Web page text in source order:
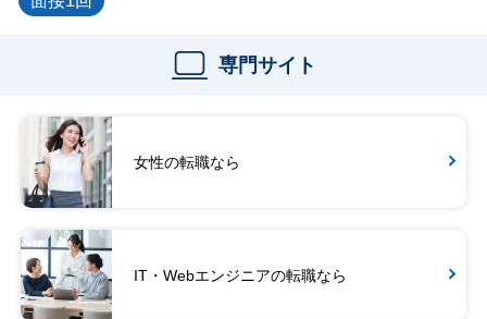
専門サイト
女性の転職なら
IT・Webエンジニアの転職なら